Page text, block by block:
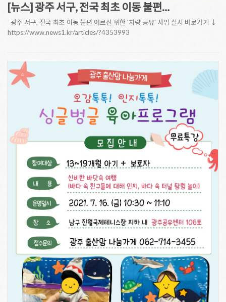
[뉴스] 광주 서구, 전국 최초 이동 불편…
광주 서구, 전국 최초 이동 불편 어르신 위한 '차량 공유' 사업 실시 바로가기 ↓
https://www.news1.kr/articles/?4353993